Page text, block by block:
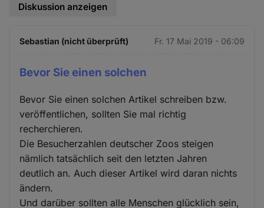
Diskussion anzeigen
Sebastian (nicht überprüft) Fr. 17 Mai 2019 - 06:09
Bevor Sie einen solchen
Bevor Sie einen solchen Artikel schreiben bzw.
veröffentlichen, sollten Sie mal richtig
recherchieren.
Die Besucherzahlen deutscher Zoos steigen
nämlich tatsächlich seit den letzten Jahren
deutlich an. Auch dieser Artikel wird daran nichts
ändern.
Und darüber sollten alle Menschen glücklich sein,